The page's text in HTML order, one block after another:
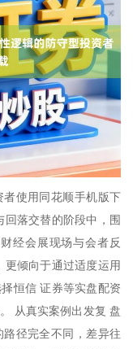
使用同花顺手机版下
落交替的阶段中，围
经会展现场与会者反
倾向于通过适度运用
恒信 证券等实盘配资
从真实案例出发复 盘
径完全不同，差异往